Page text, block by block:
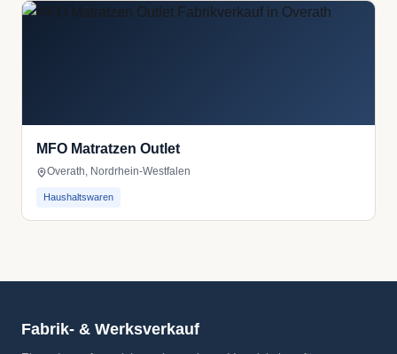
MFO Matratzen Outlet
Overath, Nordrhein-Westfalen
Haushaltswaren
Fabrik- & Werksverkauf